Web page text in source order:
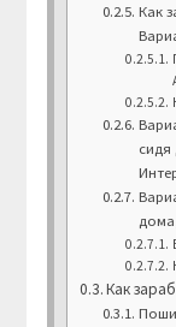
Как
сидя
Как